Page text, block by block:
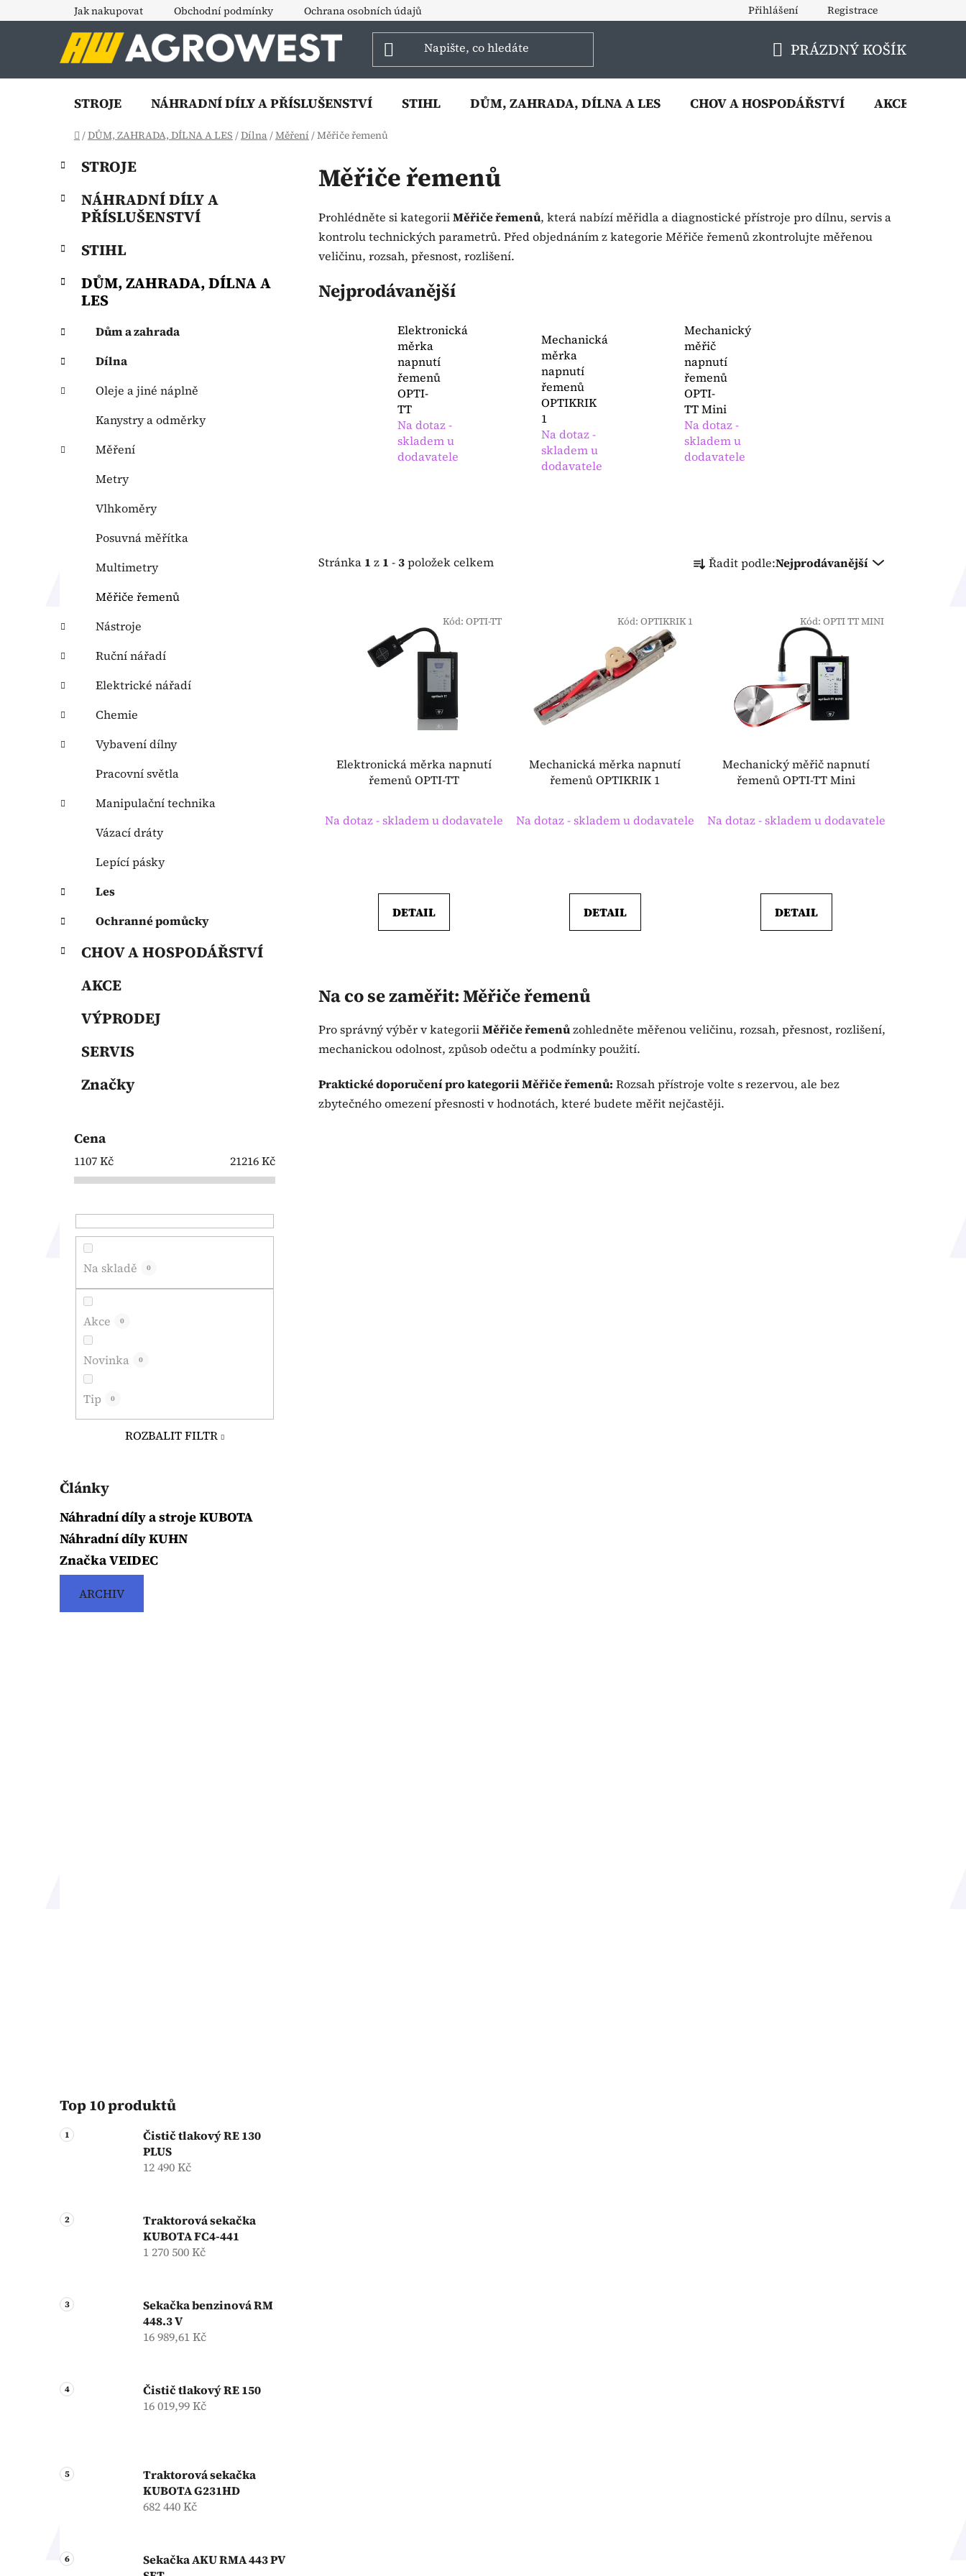
na
Jak nakupovat Obchodní podmínky Ochrana osobních údajů Přihlášení Registrace
KOŠÍK
PRÁZDNÝ KOŠÍK
STROJE NÁHRADNÍ DÍLY A PŘÍSLUŠENSTVÍ STIHL DŮM, ZAHRADA, DÍLNA A LES CHOV A HOSPODÁŘSTVÍ AKCE
Domů
/DŮM, ZAHRADA, DÍLNA A LES /Dílna/Měření /Měřiče řemenů
P
s
a
n
p
n
e
l
kategorie
K
a
e
r
e
STROJE
NÁHRADNÍ DÍLY A
PŘÍSLUŠENSTVÍ
STIHL
DŮM, ZAHRADA, DÍLNA A
LES
Dům a zahrada
Dílna
Oleje a jiné náplně
Kanystry a odměrky
Měření
Metry
Vlhkoměry
Posuvná měřítka
Multimetry
Měřiče řemenů
Nástroje
Ruční nářadí
Elektrické nářadí
Chemie
Vybavení dílny
Pracovní světla
Manipulační technika
Vázací dráty
Lepící pásky
Les
Ochranné pomůcky
CHOV A HOSPODÁŘSTVÍ
AKCE
VÝPRODEJ
SERVIS
Značky
Cena
1107Kč 21216Kč
Na skladě 0
Akce 0
Novinka 0
Tip 0
ROZBALIT FILTR
Články
Náhradní díly a stroje KUBOTA
Náhradní díly KUHN
Značka VEIDEC
ARCHIV
Top 10 produktů
Čistič tlakový RE 130
PLUS
12 490 Kč
Traktorová sekačka
KUBOTA FC4-441
1 270 500 Kč
Sekačka benzinová RM
448.3 V
16 989,61 Kč
Čistič tlakový RE 150
16 019,99 Kč
Traktorová sekačka
KUBOTA G231HD
682 440 Kč
Sekačka AKU RMA 443 PV
Měřiče řemenů
Prohlédněte si kategoriiMěřiče řemenů, která nabízí měřidla a diagnostické přístroje pro dílnu, servis a
kontrolu technických parametrů. Před objednáním z kategorie Měřiče řemenů zkontrolujte měřenou
veličinu, rozsah, přesnost, rozlišení.
Nejprodávanější
Elektronická
měrka
napnutí
řemenů
OPTI-
TT
Na dotaz -
skladem u
dodavatele
Mechanická
měrka
napnutí
řemenů
OPTIKRIK
1
Na dotaz -
skladem u
dodavatele
Mechanický
měřič
napnutí
řemenů
OPTI-
TT Mini
Na dotaz -
skladem u
dodavatele
Stránka 1 z 1 -3položek celkem a Řadit podle:Nejprodávanější
ů
Elektronická měrka napnutí
řemenů OPTI-TT
Na dotaz - skladem u dodavatele
DETAIL
Kód: OPTI-TT
Mechanická měrka napnutí
řemenů OPTIKRIK 1
Na dotaz - skladem u dodavatele
DETAIL
Kód: OPTIKRIK 1
Mechanický měřič napnutí
řemenů OPTI-TT Mini
Na dotaz - skladem u dodavatele
DETAIL
Kód: OPTI TT MINI
d
a
í
p
r
Na co se zaměřit: Měřiče řemenů
Pro správný výběr v kategoriiMěřiče řemenůzohledněte měřenou veličinu, rozsah, přesnost, rozlišení,
mechanickou odolnost, způsob odečtu a podmínky použití.
Praktické doporučení pro kategorii Měřiče řemenů: Rozsah přístroje volte s rezervou, ale bez
zbytečného omezení přesnosti v hodnotách, které budete měřit nejčastěji.